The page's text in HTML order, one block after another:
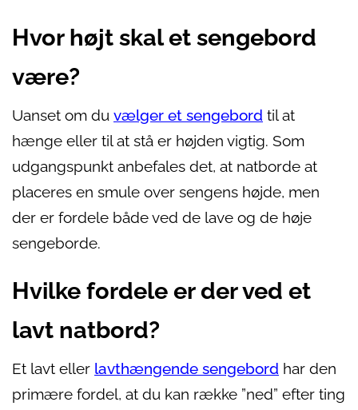
Hvor højt skal et sengebord
være?
Uanset om du vælger et sengebord til at
hænge eller til at stå er højden vigtig. Som
udgangspunkt anbefales det, at natborde at
placeres en smule over sengens højde, men
der er fordele både ved de lave og de høje
sengeborde.
Hvilke fordele er der ved et
lavt natbord?
Et lavt eller lavthængende sengebord har den
primære fordel, at du kan række ”ned” efter ting